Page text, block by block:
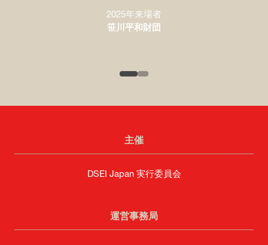
2025年来場者
笹川平和財団
業界に新たな見地を提供することができます。
2025年出展者
主催
DSEI Japan 実行委員会
運営事務局